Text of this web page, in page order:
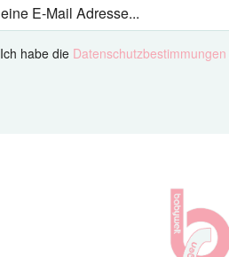
Ich habe die Datenschutzbestimmungen